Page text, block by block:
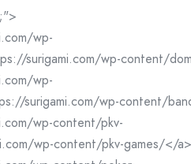
wp-
surigami.com/wp-content/
wp-
surigami.com/wp-content/
wp-content/pkv-
wp-content/pkv-games/</a>